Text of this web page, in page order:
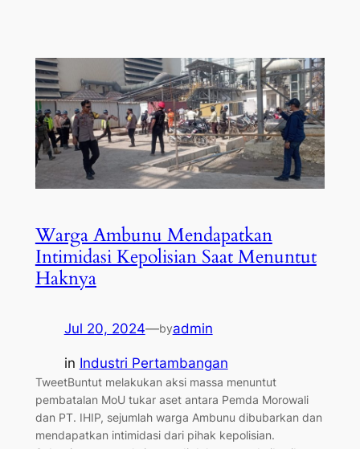
Warga Ambunu Mendapatkan
Intimidasi Kepolisian Saat Menuntut
Haknya
Jul 20, 2024—byadmin
in Industri Pertambangan
TweetBuntut melakukan aksi massa menuntut
pembatalan MoU tukar aset antara Pemda Morowali
dan PT. IHIP, sejumlah warga Ambunu dibubarkan dan
mendapatkan intimidasi dari pihak kepolisian.